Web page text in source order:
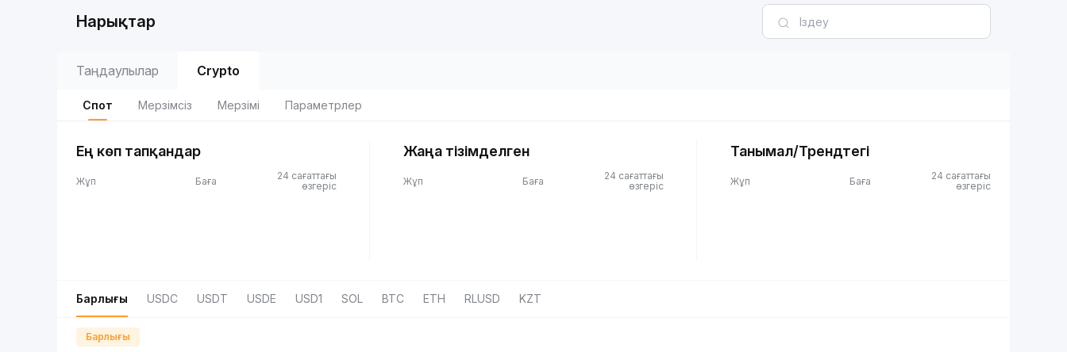
Нарықтар
Таңдаулылар Crypto
Спот Мерзімсіз Мерзімі Параметрлер
Ең көп тапқандар
Жұп Баға
24 сағаттағы
өзгеріс
Жаңа тізімделген
Жұп Баға
24 сағаттағы
өзгеріс
Танымал/Трендтегі
Жұп Баға
24 сағаттағы
өзгеріс
Барлығы USDC USDT USDE USD1 SOL BTC ETH RLUSD KZT
Барлығы